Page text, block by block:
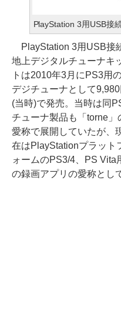
PlayStation 3用USB接
PlayStation 3用USB接
地上デジタルチューナキ
トは2010年3月にPS3用
デジチューナとして9,980
(当時)で発売。当時は同
チューナ製品も「torne」
愛称で展開していたが、
在はPlayStationプラット
ォームのPS3/4、PS Vita
の録画アプリの愛称とし